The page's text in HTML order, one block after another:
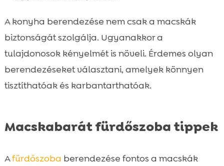
A konyha berendezése nem csak a macskák
biztonságát szolgálja. Ugyanakkor a
tulajdonosok kényelmét is növeli. Érdemes olyan
berendezéseket választani, amelyek könnyen
tisztíthatóak és karbantarthatóak.
Macskabarát fürdőszoba tippek
Afürdőszoba berendezése fontos a macskák